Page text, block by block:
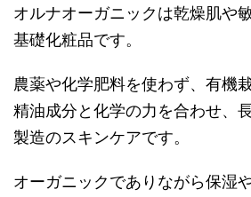
オルナオーガニックは乾燥肌や
基礎化粧品です。
農薬や化学肥料を使わず、有機
精油成分と化学の力を合わせ、
製造のスキンケアです。
オーガニックでありながら保湿